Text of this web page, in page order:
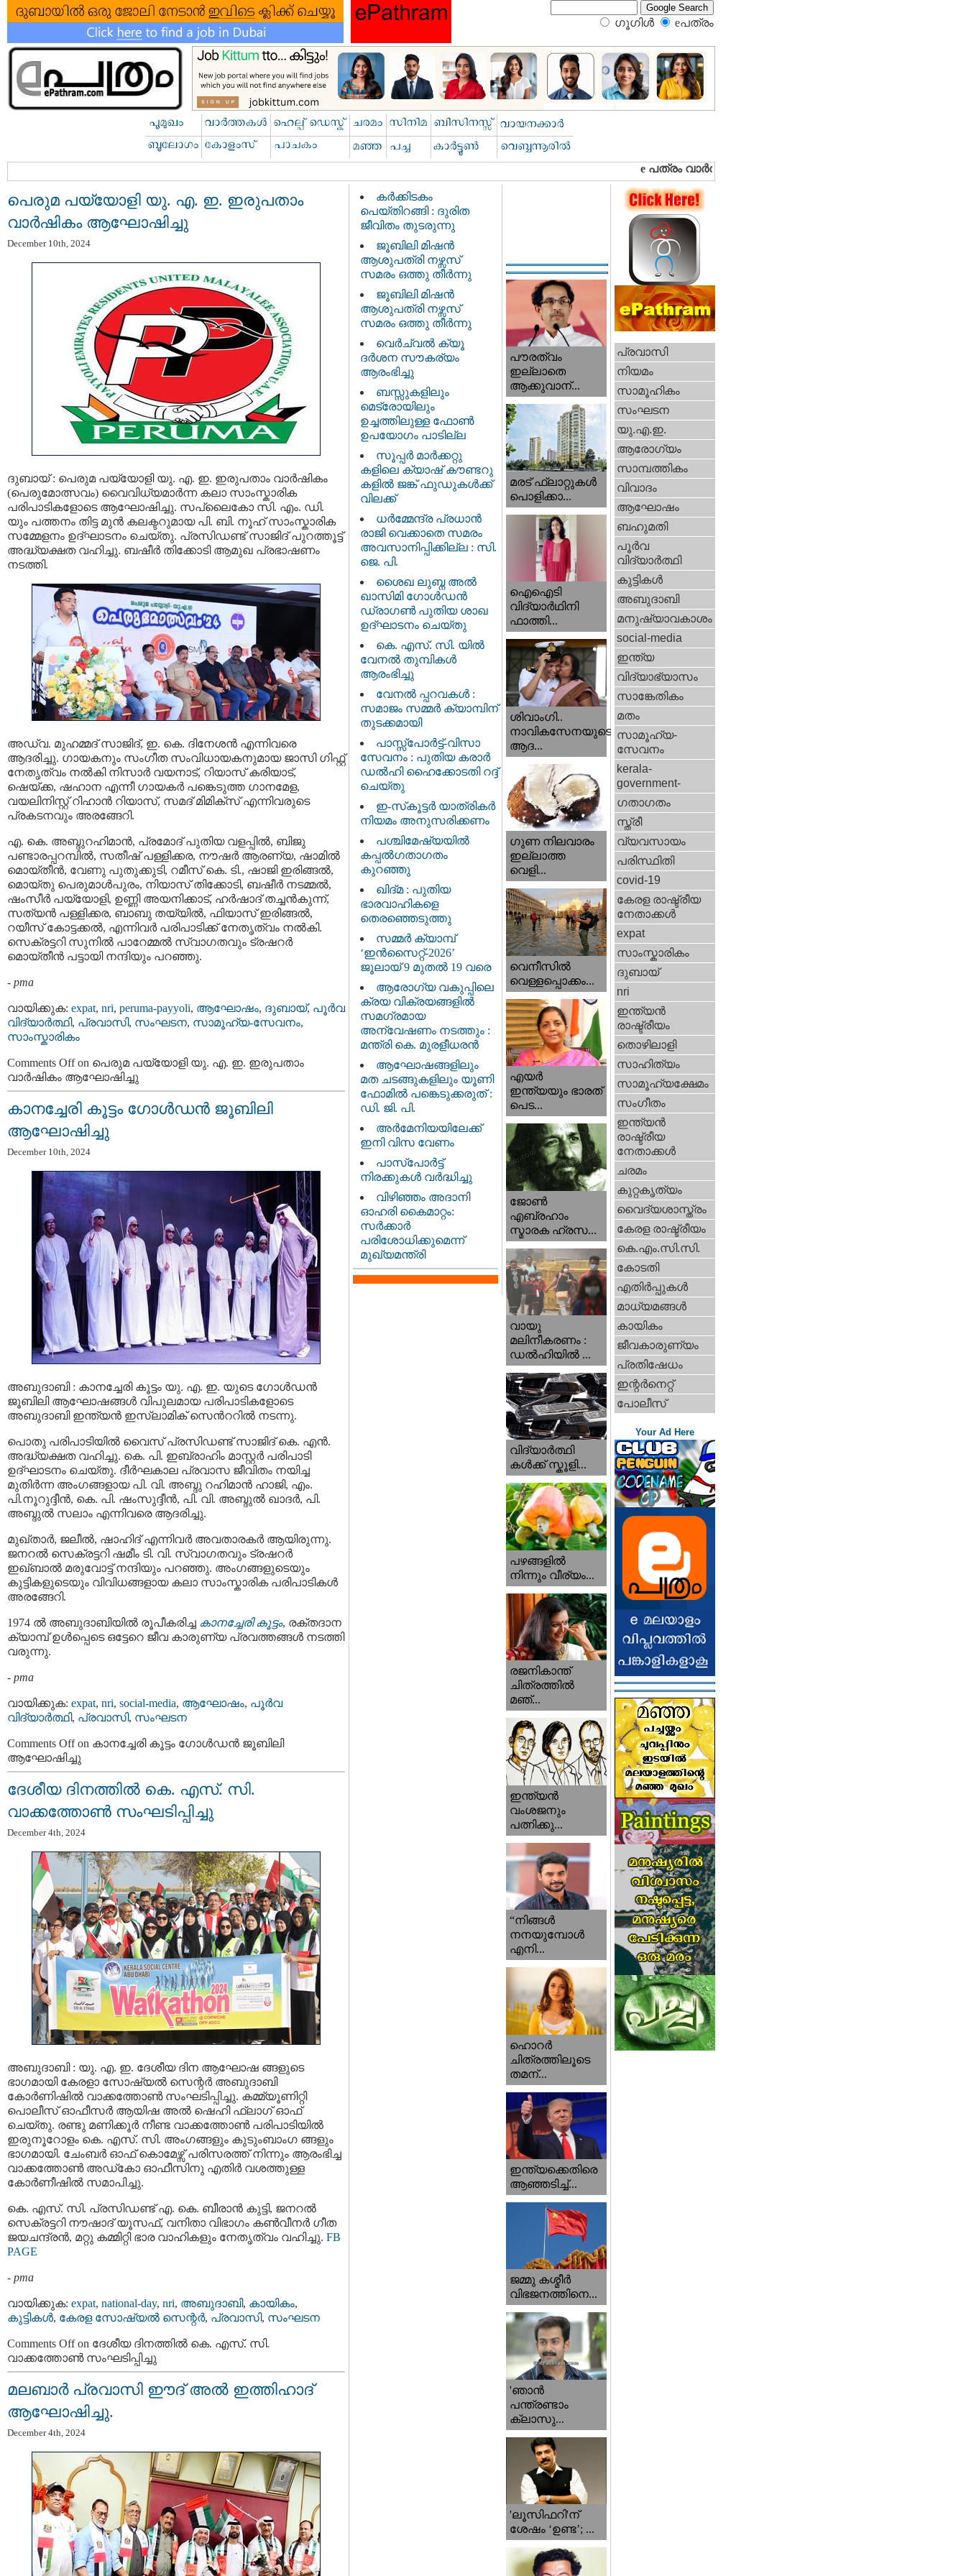
ഗൂഗിള്‍ eപത്രം‍
പെരുമ പയ്യോളി യു. എ. ഇ. ഇരുപതാം
വാർഷികം ആഘോഷിച്ചു
December 10th, 2024
ദുബായ് : പെരുമ പയ്യോളി യു. എ. ഇ. ഇരുപതാം വാർഷികം
(പെരുമോത്സവം) വൈവിധ്യമാർന്ന കലാ സാംസ്കാരിക
പരിപാടികളോടെ ആഘോഷിച്ചു. സപ്ലൈകോ സി. എം. ഡി.
യും പത്തനം തിട്ട മുൻ കലക്ടറുമായ പി. ബി. നൂഹ് സാംസ്കാരിക
സമ്മേളനം ഉദ്ഘാടനം ചെയ്തു. പ്രസിഡണ്ട് സാജിദ് പുറത്തൂട്ട്
അദ്ധ്യക്ഷത വഹിച്ചു. ബഷീർ തിക്കോടി ആമുഖ പ്രഭാഷണം
നടത്തി.
അഡ്വ. മുഹമ്മദ് സാജിദ്, ഇ. കെ. ദിനേശൻ എന്നിവരെ
ആദരിച്ചു. ഗായകനും സംഗീത സംവിധായകനുമായ ജാസി ഗിഫ്റ്റ്
നേതൃത്വം നൽകി നിസാർ വയനാട്, റിയാസ് കരിയാട്,
ഷെയ്ക്ക, ഷഹാന എന്നീ ഗായകർ പങ്കെടുത്ത ഗാനമേള,
വയലിനിസ്റ്റ് റിഹാൻ റിയാസ്, സമദ് മിമിക്സ് എന്നിവരുടെ
പ്രകടനവും അരങ്ങേറി.
എ. കെ. അബ്ദുറഹിമാൻ, പ്രമോദ് പുതിയ വളപ്പിൽ, ബിജു
പണ്ടാരപ്പറമ്പിൽ, സതീഷ് പള്ളിക്കര, നൗഷർ ആരണ്യ, ഷാമിൽ
മൊയ്തീൻ, വേണു പുതുക്കുടി, റമീസ് കെ. ടി., ഷാജി ഇരിങ്ങൽ,
മൊയ്തു പെരുമാൾപുരം, നിയാസ് തിക്കോടി, ബഷീർ നടമ്മൽ,
ഷംസീർ പയ്യോളി, ഉണ്ണി അയനിക്കാട്, ഹർഷാദ് തച്ചൻകുന്ന്,
സത്യൻ പള്ളിക്കര, ബാബു തയ്യിൽ, ഫിയാസ് ഇരിങ്ങൽ,
റയീസ് കോട്ടക്കൽ, എന്നിവർ പരിപാടിക്ക് നേതൃത്വം നൽകി.
സെക്രട്ടറി സുനിൽ പാറേമ്മൽ സ്വാഗതവും ട്രഷറർ
മൊയ്തീൻ പട്ടായി നന്ദിയും പറഞ്ഞു.
- pma
വായിക്കുക: expat, nri, peruma-payyoli, ആഘോഷം, ദുബായ്‌, പൂര്‍വ
വിദ്യാര്‍ത്ഥി, പ്രവാസി, സംഘടന, സാമൂഹ്യ-സേവനം,
സാംസ്കാരികം
Comments Offon പെരുമ പയ്യോളി യു. എ. ഇ. ഇരുപതാം
വാർഷികം ആഘോഷിച്ചു
കാനച്ചേരി കൂട്ടം ഗോൾഡൻ ജൂബിലി
ആഘോഷിച്ചു
December 10th, 2024
അബുദാബി : കാനച്ചേരി കൂട്ടം യു. എ. ഇ. യുടെ ഗോൾഡൻ
ജൂബിലി ആഘോഷങ്ങൾ വിപുലമായ പരിപാടികളോടെ
അബുദാബി ഇന്ത്യൻ ഇസ്ലാമിക് സെൻററിൽ നടന്നു.
പൊതു പരിപാടിയിൽ വൈസ് പ്രസിഡണ്ട് സാജിദ് കെ. എൻ.
അദ്ധ്യക്ഷത വഹിച്ചു. കെ. പി. ഇബ്രാഹിം മാസ്റ്റർ പരിപാടി
ഉദ്‌ഘാടനം ചെയ്തു. ദീർഘകാല പ്രവാസ ജീവിതം നയിച്ച
മുതിർന്ന അംഗങ്ങളായ പി. വി. അബ്ദു റഹിമാൻ ഹാജി, എം.
പി.നൂറുദ്ദീൻ, കെ. പി. ഷംസുദ്ദീൻ, പി. വി. അബ്ദുൽ ഖാദർ, പി.
അബ്ദുൽ സലാം എന്നിവരെ ആദരിച്ചു.
മുഖ്താർ, ജലീൽ, ഷാഹിദ് എന്നിവർ അവതാരകർ ആയിരുന്നു.
ജനറൽ സെക്രട്ടറി ഷമീം ടി. വി. സ്വാഗതവും ട്രഷറർ
ഇഖ്ബാൽ മരുവോട്ട് നന്ദിയും പറഞ്ഞു. അംഗങ്ങളുടെയും
കുട്ടികളുടെയും വിവിധങ്ങളായ കലാ സാംസ്കാരിക പരിപാടികൾ
അരങ്ങേറി.
1974 ൽ അബുദാബിയിൽ രൂപീകരിച്ച കാനച്ചേരി കൂട്ടം, രക്തദാന
ക്യാമ്പ് ഉൾപ്പെടെ ഒട്ടേറെ ജീവ കാരുണ്യ പ്രവത്തങ്ങൾ നടത്തി
വരുന്നു.
- pma
വായിക്കുക: expat, nri, social-media, ആഘോഷം, പൂര്‍വ
വിദ്യാര്‍ത്ഥി, പ്രവാസി, സംഘടന
Comments Offon കാനച്ചേരി കൂട്ടം ഗോൾഡൻ ജൂബിലി
ആഘോഷിച്ചു
ദേശീയ ദിനത്തിൽ കെ. എസ്‌. സി.
വാക്കത്തോൺ സംഘടിപ്പിച്ചു
December 4th, 2024
അബുദാബി : യു. എ. ഇ. ദേശീയ ദിന ആഘോഷ ങ്ങളുടെ
ഭാഗമായി കേരളാ സോഷ്യൽ സെന്റർ അബുദാബി
കോർണിഷിൽ വാക്കത്തോൺ സംഘടിപ്പിച്ചു. കമ്മ്യൂണിറ്റി
പൊലീസ് ഓഫീസര്‍ ആയിഷ അൽ ഷെഹി ഫ്ലാഗ് ഓഫ്
ചെയ്തു. രണ്ടു മണിക്കൂർ നീണ്ട വാക്കത്തോൺ പരിപാടിയിൽ
ഇരുനൂറോളം കെ. എസ്‌. സി. അംഗങ്ങളും കുടുംബാംഗ ങ്ങളും
ഭാഗമായി. ചേംബർ ഓഫ് കൊമേഴ്സ് പരിസരത്ത് നിന്നും ആരംഭിച്ച
വാക്കത്തോൺ അഡ്‌കോ ഓഫീസിനു എതിർ വശത്തുള്ള
കോർണീഷിൽ സമാപിച്ചു.
കെ. എസ്‌. സി. പ്രസിഡണ്ട് എ. കെ. ബീരാൻ കുട്ടി, ജനറൽ
സെക്രട്ടറി നൗഷാദ് യൂസഫ്, വനിതാ വിഭാഗം കൺവീനർ ഗീത
ജയചന്ദ്രൻ, മറ്റു കമ്മിറ്റി ഭാര വാഹികളും നേതൃത്വം വഹിച്ചു. FB
PAGE
- pma
വായിക്കുക: expat, national-day, nri, അബുദാബി, കായികം,
കുട്ടികള്‍, കേരള സോഷ്യല്‍ സെന്റര്‍, പ്രവാസി, സംഘടന
Comments Offon ദേശീയ ദിനത്തിൽ കെ. എസ്‌. സി.
വാക്കത്തോൺ സംഘടിപ്പിച്ചു
മലബാർ പ്രവാസി ഈദ് അല്‍ ഇത്തിഹാദ്
ആഘോഷിച്ചു.
December 4th, 2024
കർക്കിടകം
പെയ്തിറങ്ങി : ദുരിത
ജീവിതം തുടരുന്നു
ജൂബിലി മിഷൻ
ആശുപത്രി നഴ്സസ്
സമരം ഒത്തു തീർന്നു
ജൂബിലി മിഷൻ
ആശുപത്രി നഴ്സസ്
സമരം ഒത്തു തീർന്നു
വെര്‍ച്വല്‍ ക്യൂ
ദര്‍ശന സൗകര്യം
ആരംഭിച്ചു
ബസ്സുകളിലും
മെട്രോയിലും
ഉച്ചത്തിലുള്ള ഫോൺ
ഉപയോഗം പാടില്ല
സൂപ്പർ മാർക്കറ്റു
കളിലെ ക്യാഷ് കൗണ്ടറു
കളിൽ ജങ്ക് ഫുഡുകൾക്ക്
വിലക്ക്
ധര്‍മ്മേന്ദ്ര പ്രധാൻ
രാജി വെക്കാതെ സമരം
അവസാനിപ്പിക്കില്ല : സി.
ജെ. പി.
ശൈഖ ലുബ്ന അൽ
ഖാസിമി ഗോൾഡൻ
ഡ്രാഗൺ പുതിയ ശാഖ
ഉദ്ഘാടനം ചെയ്തു
കെ. എസ്. സി. യിൽ
വേനൽ തുമ്പികൾ
ആരംഭിച്ചു
വേനൽ പ്പറവകൾ :
സമാജം സമ്മർ ക്യാമ്പിന്
തുടക്കമായി
പാസ്സ്പോർട്ട്-വിസാ
സേവനം : പുതിയ കരാർ
ഡൽഹി ഹൈക്കോടതി റദ്ദ്
ചെയ്തു
ഇ-സ്‌കൂട്ടർ യാത്രികർ
നിയമം അനുസരിക്കണം
പശ്ചിമേഷ്യയിൽ
കപ്പൽഗതാഗതം
കുറഞ്ഞു
ഖിദ്മ : പുതിയ
ഭാരവാഹികളെ
തെരഞ്ഞെടുത്തു
സമ്മർ ക്യാമ്പ്
‘ഇൻസൈറ്റ്-2026’
ജൂലായ് 9 മുതൽ 19 വരെ
ആരോഗ്യ വകുപ്പിലെ
ക്രയ വിക്രയങ്ങളിൽ
സമഗ്രമായ
അന്വേഷണം നടത്തും :
മന്ത്രി കെ. മുരളീധരൻ
ആഘോഷങ്ങളിലും
മത ചടങ്ങുകളിലും യൂണി
ഫോമിൽ പങ്കെടുക്കരുത് :
ഡി. ജി. പി.
അർമേനിയയിലേക്ക്
ഇനി വിസ വേണം
പാസ്‌പോർട്ട്
നിരക്കുകൾ വർദ്ധിച്ചു
വിഴിഞ്ഞം അദാനി
ഓഹരി കൈമാറ്റം:
സർക്കാർ
പരിശോധിക്കുമെന്ന്
മുഖ്യമന്ത്രി
പൗരത്വം
ഇല്ലാതെ
ആക്കുവാന്...
മരട് ഫ്ലാറ്റുകൾ
പൊളിക്കാ...
ഐഐടി
വിദ്യാര്‍ഥിനി
ഫാത്തി...
ശിവാംഗി..
നാവികസേനയുടെ
ആദ...
ഗുണ നിലവാരം
ഇല്ലാത്ത
വെളി...
വെനീസില്‍
വെള്ളപ്പൊക്കം...
എയര്‍
ഇന്ത്യയും ഭാരത്
പെട...
ജോണ്‍
എബ്രഹാം
സ്മാരക ഹ്രസ...
വായു
മലിനീകരണം :
ഡൽഹിയിൽ ...
വിദ്യാർത്ഥി
കൾക്ക് സ്കൂളി...
പഴങ്ങളില്‍
നിന്നും വീര്യം...
രജനികാന്ത്
ചിത്രത്തിൽ
മഞ്...
ഇന്ത്യൻ
വംശജനും
പത്നിക്കു...
“നിങ്ങള്‍
നനയുമ്പോള്‍
എനി...
ഹൊറര്‍
ചിത്രത്തിലൂടെ
തമന്...
ഇന്ത്യക്കെതിരെ
ആഞ്ഞടിച്ച്...
ജമ്മു കശ്മീ‍ർ
വിഭജനത്തിനെ...
'ഞാന്‍
പന്ത്രണ്ടാം
ക്ലാസു...
'ലൂസിഫറി'ന്
ശേഷം ‘ഉണ്ട’; ...
പ്രവാസി
നിയമം
സാമൂഹികം
സംഘടന
യു.എ.ഇ.
ആരോഗ്യം
സാമ്പത്തികം
വിവാദം
ആഘോഷം
ബഹുമതി
പൂര്‍വ
വിദ്യാര്‍ത്ഥി
കുട്ടികള്‍
അബുദാബി
മനുഷ്യാവകാശം
social-media
ഇന്ത്യ
വിദ്യാഭ്യാസം
സാങ്കേതികം
മതം
സാമൂഹ്യ-
സേവനം
kerala-
government-
ഗതാഗതം
സ്ത്രീ
വ്യവസായം
പരിസ്ഥിതി
covid-19
കേരള രാഷ്ട്രീയ
നേതാക്കള്‍
expat
സാംസ്കാരികം
ദുബായ്‌
nri
ഇന്ത്യന്‍
രാഷ്ട്രീയം
തൊഴിലാളി
സാഹിത്യം
സാമൂഹ്യക്ഷേമം
സംഗീതം
ഇന്ത്യന്‍
രാഷ്ട്രീയ
നേതാക്കള്‍
ചരമം
കുറ്റകൃത്യം
വൈദ്യശാസ്ത്രം
കേരള രാഷ്ട്രീയം
കെ.എം.സി.സി.
കോടതി
എതിര്‍പ്പുകള്‍
മാധ്യമങ്ങള്‍
കായികം
ജീവകാരുണ്യം
പ്രതിഷേധം
ഇന്റര്‍നെറ്റ്‌
പോലീസ്
Your Ad Here